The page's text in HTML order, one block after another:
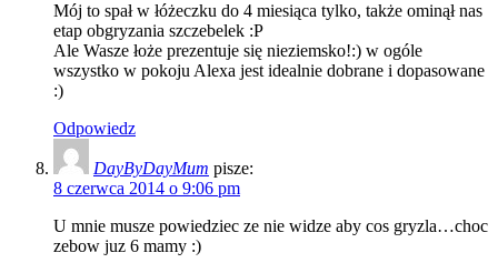
Mój to spał w łóżeczku do 4 miesiąca tylko, także ominął nas
etap obgryzania szczebelek :P
Ale Wasze łoże prezentuje się nieziemsko!:) w ogóle
wszystko w pokoju Alexa jest idealnie dobrane i dopasowane
:)
Odpowiedz
DayByDayMum pisze:
8 czerwca 2014 o 9:06 pm
U mnie musze powiedziec ze nie widze aby cos gryzla…choc
zebow juz 6 mamy :)